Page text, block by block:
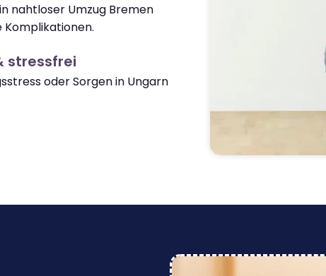
nahtloser Umzug Bremen
Komplikationen.
stressfrei
oder Sorgen in Ungarn